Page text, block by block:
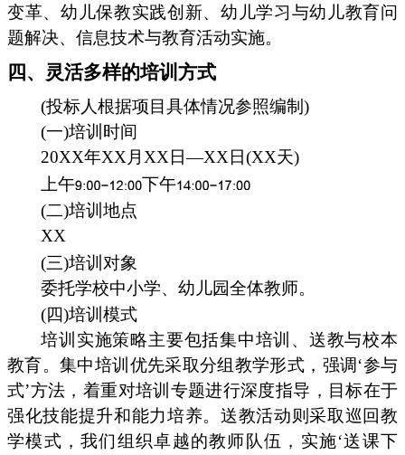
变革、幼儿保教实践创新、幼儿学习与幼儿教育问
题解决、信息技术与教育活动实施。
四、灵活多样的培训方式
(投标人根据项目具体情况参照编制)
(一)培训时间
20XX年XX月XX日—XX日(XX天)
上午
下午
(二)培训地点
XX
(三)培训对象
委托学校中小学、幼儿园全体教师。
(四)培训模式
培训实施策略主要包括集中培训、送教与校本
教育。集中培训优先采取分组教学形式，强调‘参与
式’方法，着重对培训专题进行深度指导，目标在于
强化技能提升和能力培养。送教活动则采取巡回教
学模式，我们组织卓越的教师队伍，实施‘送课下